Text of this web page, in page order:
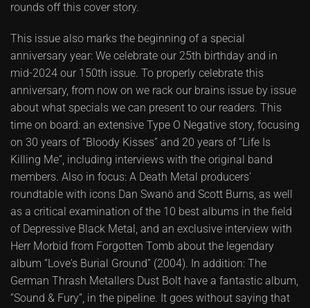
rounds off this cover story.
This issue also marks the beginning of a special
anniversary year: We celebrate our 25th birthday and in
mid-2024 our 150th issue. To properly celebrate this
anniversary, from now on we rack our brains issue by issue
about what specials we can present to our readers. This
time on board: an extensive Type O Negative story, focusing
on 30 years of “Bloody Kisses” and 20 years of “Life Is
Killing Me”, including interviews with the original band
members. Also in focus: A Death Metal producers'
roundtable with icons Dan Swanö and Scott Burns, as well
as a critical examination of the 10 best albums in the field
of Depressive Black Metal, and an exclusive interview with
Herr Morbid from Forgotten Tomb about the legendary
album “Love's Burial Ground” (2004). In addition: The
German Thrash Metallers Dust Bolt have a fantastic album,
“Sound & Fury”, in the pipeline. It goes without saying that